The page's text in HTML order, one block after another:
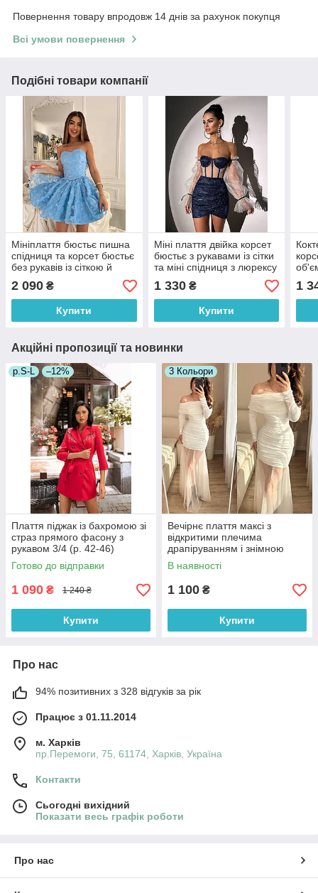
Повернення товару впродовж 14 днів за рахунок покупця
Всі умови повернення
Подібні товари компанії
Мініплаття бюстьє пишна
спідниця та корсет бюстьє
без рукавів із сіткою й
метеликами (р. S, M)
66036240Е
2 090 ₴
Купити
Міні плаття двійка корсет
бюстьє з рукавами із сітки
та міні спідниця з люрексу
(р. 42, 44) 66035899Е
1 330₴
Купити
42,
1
Акційні пропозиції та новинки
р.S-L –12%
Плаття піджак із бахромою зі
страз прямого фасону з
рукавом 3/4 (р. 42-46)
66032050Qr
Готово до відправки
1 090 ₴ 1 240 ₴
Купити
3 Кольори
Вечірнє плаття максі з
відкритими плечима
драпіруванням і знімною
фатиновою спідницею (р. 42-
46) 33036307
В наявності
1 100 ₴
Купити
Про нас
94% позитивних з 328 відгуків за рік
Працює з 01.11.2014
м. Харків
пр.Перемоги, 75, 61174, Харків, Україна
Контакти
Сьогодні вихідний
Показати весь графік роботи
Про нас